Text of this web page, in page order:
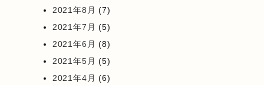
2021年8月 (7)
2021年7月 (5)
2021年6月 (8)
2021年5月 (5)
2021年4月 (6)